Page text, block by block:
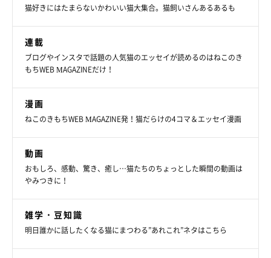
写真提供・取材協力／@tenten_0519さん／X（旧Twitter）
取材・文／COCO
※この記事は投稿者さまに取材し、了承の上制作したものです。
猫好きにはたまらないかわいい猫大集合。猫飼いさんあるあるも
連載
ブログやインスタで話題の人気猫のエッセイが読めるのはねこのき
もちWEB MAGAZINEだけ！
漫画
ねこのきもちWEB MAGAZINE発！猫だらけの4コマ＆エッセイ漫画
動画
おもしろ、感動、驚き、癒し…猫たちのちょっとした瞬間の動画は
やみつきに！
雑学・豆知識
明日誰かに話したくなる猫にまつわる”あれこれ”ネタはこちら